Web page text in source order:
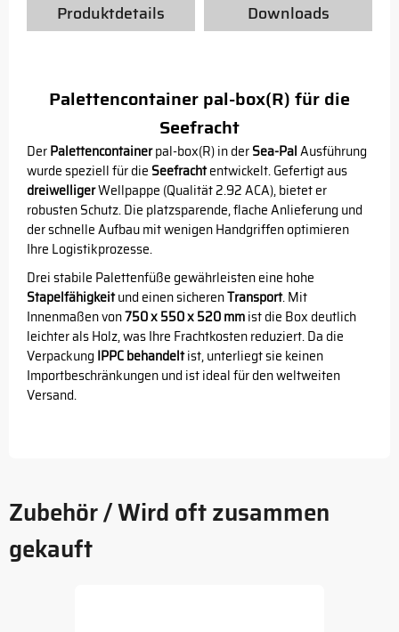
Produktdetails Downloads
Palettencontainer pal-box(R) für die
Seefracht
DerPalettencontainerpal-box(R) in derSea-PalAusführung
wurde speziell für die Seefrachtentwickelt. Gefertigt aus
dreiwelligerWellpappe (Qualität 2.92 ACA), bietet er
robusten Schutz. Die platzsparende, flache Anlieferung und
der schnelle Aufbau mit wenigen Handgriffen optimieren
Ihre Logistikprozesse.
Drei stabile Palettenfüße gewährleisten eine hohe
Stapelfähigkeitund einen sicherenTransport. Mit
Innenmaßen von750 x 550 x 520 mmist die Box deutlich
leichter als Holz, was Ihre Frachtkosten reduziert. Da die
Verpackung IPPC behandeltist, unterliegt sie keinen
Importbeschränkungen und ist ideal für den weltweiten
Versand.
Zubehör / Wird oft zusammen
gekauft